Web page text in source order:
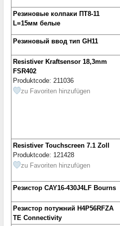
Резиновые колпаки ПТ8-11
L=15мм белые
Резиновый ввод тип GH11
Resistiver Kraftsensor 18,3mm
FSR402
Produktcode: 211036
zu Favoriten hinzufügen
Resistiver Touchscreen 7.1 Zoll
Produktcode: 121428
zu Favoriten hinzufügen
Резистор CAY16-430J4LF Bourns
Резистор потужний H4P56RFZA
TE Connectivity